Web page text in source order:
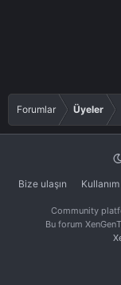
Forumlar Üyeler
Bize ulaşın
Community
Bu forum